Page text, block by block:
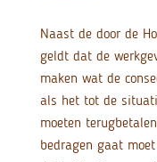
Naast de door de
geldt dat de
maken wat de
als het tot de
moeten
bedragen gaat